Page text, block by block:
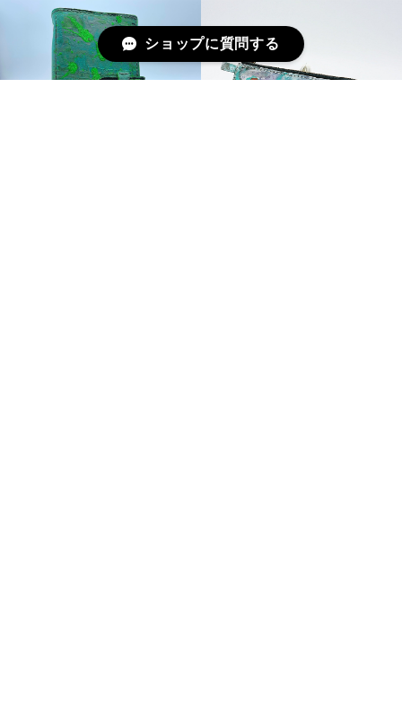
ショップに質問する